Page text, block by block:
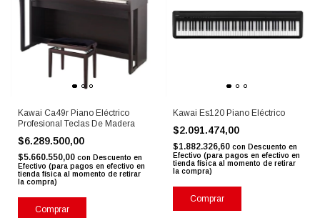
Kawai Ca49r Piano Eléctrico
Profesional Teclas De Madera
$6.289.500,00
$5.660.550,00 con Descuento en
Efectivo (para pagos en efectivo en
tienda física al momento de retirar
la compra)
Kawai Es120 Piano Eléctrico
$2.091.474,00
$1.882.326,60 con Descuento en
Efectivo (para pagos en efectivo en
tienda física al momento de retirar
la compra)
Comprar